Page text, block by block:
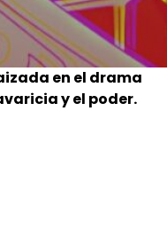
en el drama
y el poder.